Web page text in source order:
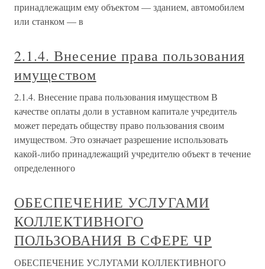
принадлежащим ему объектом — зданием, автомобилем
или станком — в
2.1.4. Внесение права пользования
имуществом
2.1.4. Внесение права пользования имуществом В
качестве оплаты доли в уставном капитале учредитель
может передать обществу право пользования своим
имуществом. Это означает разрешение использовать
какой-либо принадлежащий учредителю объект в течение
определенного
ОБЕСПЕЧЕНИЕ УСЛУГАМИ
КОЛЛЕКТИВНОГО
ПОЛЬЗОВАНИЯ В СФЕРЕ ЧР
ОБЕСПЕЧЕНИЕ УСЛУГАМИ КОЛЛЕКТИВНОГО